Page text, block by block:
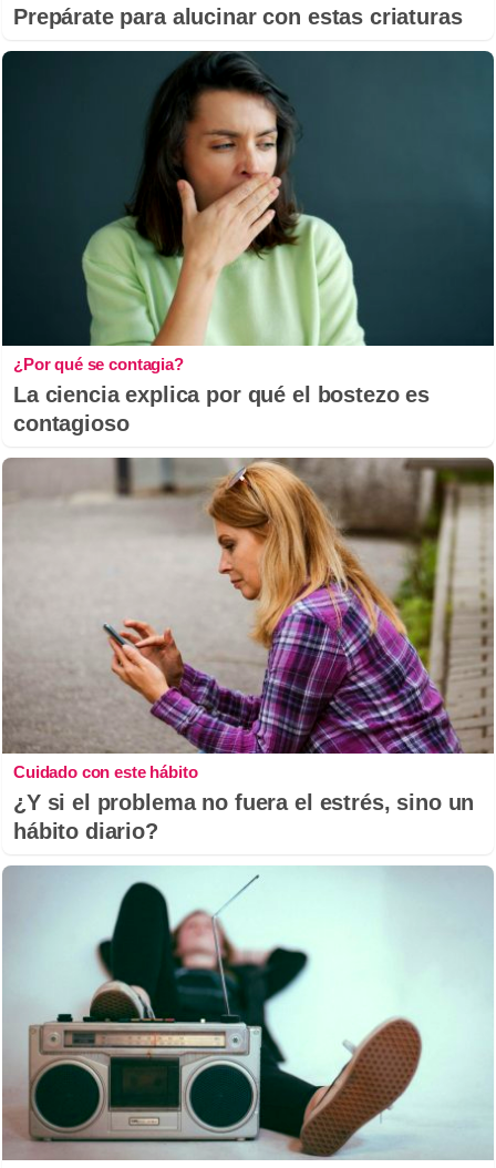
Prepárate para alucinar con estas criaturas
¿Por qué se contagia?
La ciencia explica por qué el bostezo es
contagioso
Cuidado con este hábito
¿Y si el problema no fuera el estrés, sino un
hábito diario?